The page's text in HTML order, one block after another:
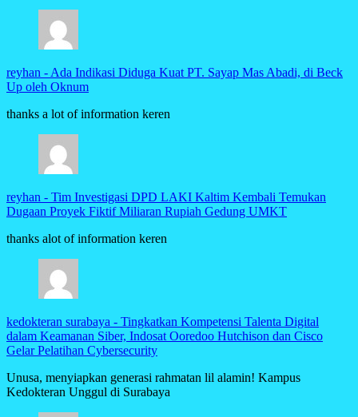
reyhan - Ada Indikasi Diduga Kuat PT. Sayap Mas Abadi, di Beck
Up oleh Oknum
thanks a lot of information keren
reyhan - Tim Investigasi DPD LAKI Kaltim Kembali Temukan
Dugaan Proyek Fiktif Miliaran Rupiah Gedung UMKT
thanks alot of information keren
kedokteran surabaya - Tingkatkan Kompetensi Talenta Digital
dalam Keamanan Siber, Indosat Ooredoo Hutchison dan Cisco
Gelar Pelatihan Cybersecurity
Unusa, menyiapkan generasi rahmatan lil alamin! Kampus
Kedokteran Unggul di Surabaya